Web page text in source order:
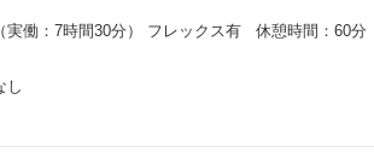
実働：7時間30分） フレックス有 休憩時間：60分
し